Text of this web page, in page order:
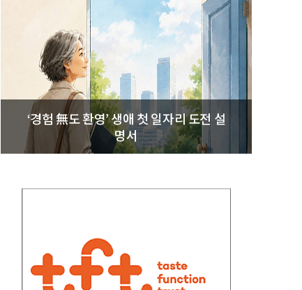
‘경험 無도 환영’ 생애 첫 일자리 도전 설
명서